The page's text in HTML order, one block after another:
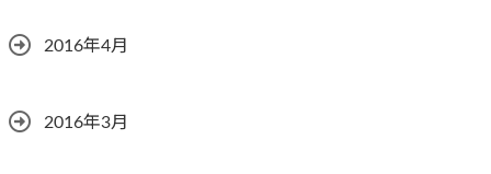
2016年4月
2016年3月